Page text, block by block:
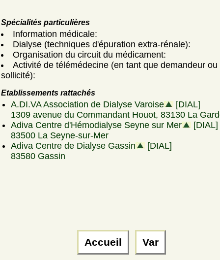
Spécialités particulières
Information médicale:
Dialyse (techniques d'épuration extra-rénale):
Organisation du circuit du médicament:
Activité de télémédecine (en tant que demandeur ou
sollicité):
Etablissements rattachés
A.DI.VA Association de Dialyse Varoise
[DIAL]
1309 avenue du Commandant Houot, 83130 La
Adiva Centre d'Hémodialyse Seyne sur Mer
[DIAL]
83500 La Seyne-sur-Mer
Adiva Centre de Dialyse Gassin
[DIAL]
83580 Gassin
Accueil Var